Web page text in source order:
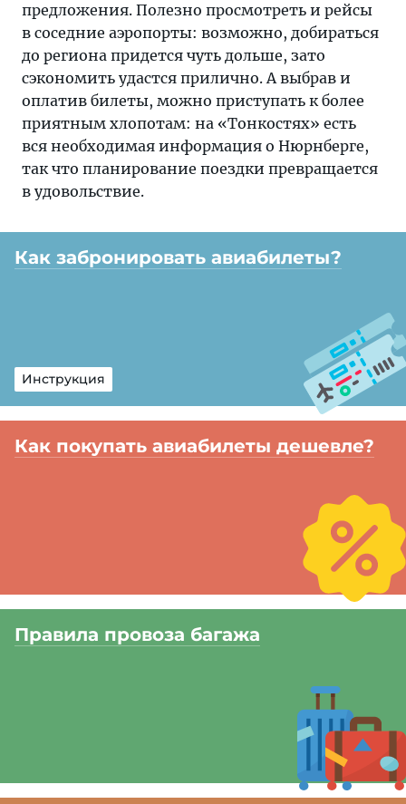
предложения. Полезно просмотреть и рейсы
в соседние аэропорты: возможно, добираться
до региона придется чуть дольше, зато
сэкономить удастся прилично. А выбрав и
оплатив билеты, можно приступать к более
приятным хлопотам: на «Тонкостях» есть
вся необходимая информация о Нюрнберге,
так что планирование поездки превращается
в удовольствие.
Как забронировать авиабилеты?
Инструкция
Как покупать авиабилеты дешевле?
Правила провоза багажа